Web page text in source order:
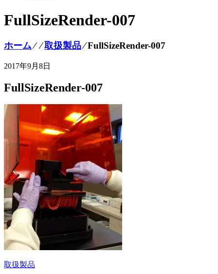
FullSizeRender-007
ホーム⁄⁄取扱製品⁄FullSizeRender-007
2017年9月8日
FullSizeRender-007
投
取扱製品